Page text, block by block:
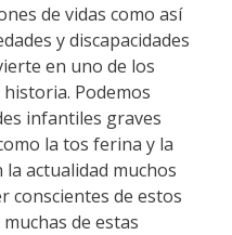
to sidebar nav
de vidas como así
y discapacidades
en uno de los
Podemos
infantiles graves
la tos ferina y la
actualidad muchos
conscientes de estos
de estas